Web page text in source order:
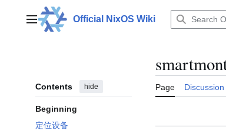
contentMain menuOfficial NixOS Wiki
Contents hide
Beginning
定位设备
Page Discussion